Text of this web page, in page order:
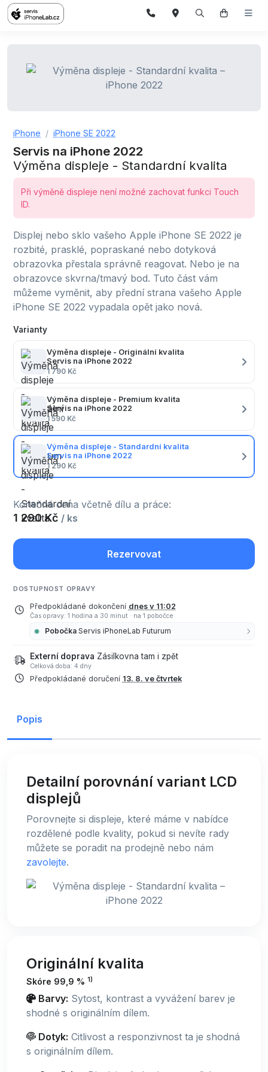
iPhone iPhone SE 2022
Servis na iPhone 2022
Výměna displeje - Standardní kvalita
Při výměně displeje není možné zachovat funkci Touch
ID.
Displej nebo sklo vašeho Apple iPhone SE 2022 je
rozbité, prasklé, popraskané nebo dotyková
obrazovka přestala správně reagovat. Nebo je na
obrazovce skvrna/tmavý bod. Tuto část vám
můžeme vyměnit, aby přední strana vašeho Apple
iPhone SE 2022 vypadala opět jako nová.
Varianty
Výměna displeje - Originální kvalita
Servis na iPhone 2022
1 790 Kč
Výměna displeje - Premium kvalita
Servis na iPhone 2022
1 590 Kč
Výměna displeje - Standardní kvalita
Servis na iPhone 2022
1 290 Kč
Konečná cena včetně dílu a práce:
1 290 Kč / ks
Rezervovat
DOSTUPNOST OPRAVY
Předpokládané dokončení dnes v 11:02
Čas opravy: 1 hodina a 30 minut · na 1 pobočce
Pobočka Servis iPhoneLab Futurum
Externí doprava Zásilkovna tam i zpět
Celková doba: 4 dny
Předpokládané doručení 13. 8. ve čtvrtek
Popis
Detailní porovnání variant LCD
displejů
Porovnejte si displeje, které máme v nabídce
rozdělené podle kvality, pokud si nevíte rady
můžete se poradit na prodejně nebo nám
zavolejte.
Originální kvalita
Skóre 99,9 % 1)
Barvy: Sytost, kontrast a vyvážení barev je
shodné s originálním dílem.
Dotyk: Citlivost a responzivnost ta je shodná
s originálním dílem.